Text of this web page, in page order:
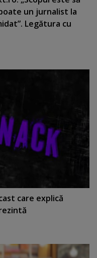
un jurnalist la
Legătura cu
care explică